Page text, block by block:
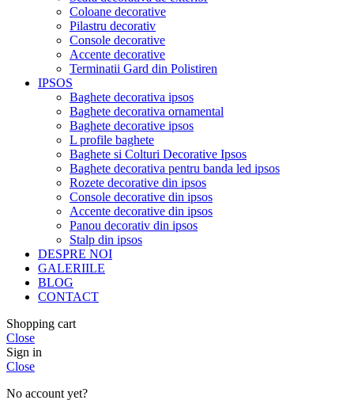
Coloane decorative
Pilastru decorativ
Console decorative
Accente decorative
Terminatii Gard din Polistiren
IPSOS
Baghete decorativa ipsos
Baghete decorativa ornamental
Baghete decorative ipsos
L profile baghete
Baghete si Colturi Decorative Ipsos
Baghete decorativa pentru banda led ipsos
Rozete decorative din ipsos
Console decorative din ipsos
Accente decorative din ipsos
Panou decorativ din ipsos
Stalp din ipsos
DESPRE NOI
GALERIILE
BLOG
CONTACT
Shopping cart
Close
Sign in
Close
No account yet?